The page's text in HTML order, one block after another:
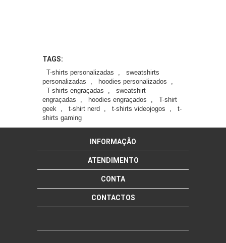
TAGS:
T-shirts personalizadas
sweatshirts
personalizadas
hoodies personalizados
T-shirts engraçadas
sweatshirt
engraçadas
hoodies engraçados
T-shirt
geek
t-shirt nerd t-shirts videojogos
t-
shirts gaming
INFORMAÇÃO
ATENDIMENTO
CONTA
CONTACTOS